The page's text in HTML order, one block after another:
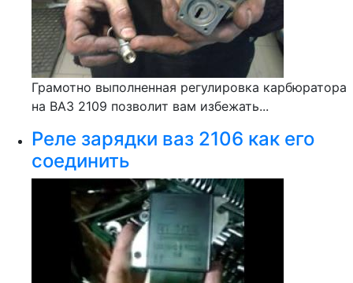
Грамотно выполненная регулировка карбюратора
на ВАЗ 2109 позволит вам избежать...
Реле зарядки ваз 2106 как его
соединить